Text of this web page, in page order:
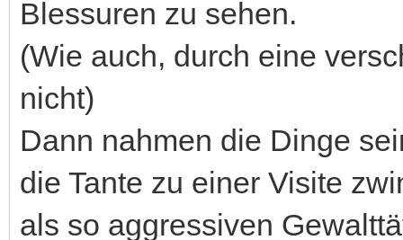
Blessuren zu sehen.
(Wie auch, durch eine
nicht)
Dann nahmen die Dinge
die Tante zu einer Visite
als so aggressiven